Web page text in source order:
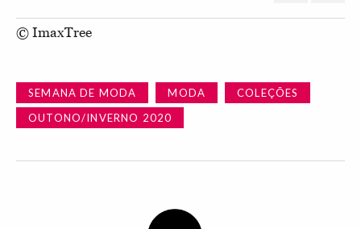
© ImaxTree
SEMANA DE MODA MODA
COLEÇÕES
OUTONO/INVERNO 2020